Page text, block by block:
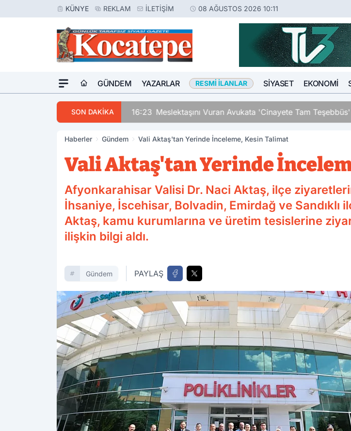
KÜNYE REKLAM İLETIŞIM 08 AĞUSTOS 2026 10:11
GÜNDEM YAZARLAR RESMI İLANLAR SIYASET EKONOMI
SON DAKİKA 16:23 Meslektaşını Vuran Avukata 'Cinayete Tam Teşebbüs'
Haberler Gündem Vali Aktaş'tan Yerinde İnceleme, Kesin Talimat
Vali Aktaş'tan Yerinde
Afyonkarahisar Valisi Dr. Naci Aktaş, ilçe
İhsaniye, İscehisar, Bolvadin, Emirdağ ve
Aktaş, kamu kurumlarına ve üretim tesislerine
ilişkin bilgi aldı.
Gündem PAYLAŞ